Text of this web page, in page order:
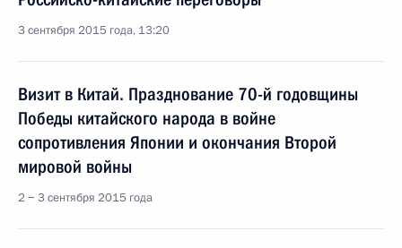
3 сентября 2015 года, 13:20
Визит в Китай. Празднование 70-й годовщины
Победы китайского народа в войне
сопротивления Японии и окончания Второй
мировой войны
2 − 3 сентября 2015 года